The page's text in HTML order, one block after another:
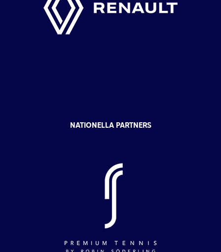
NATIONELLA PARTNERS